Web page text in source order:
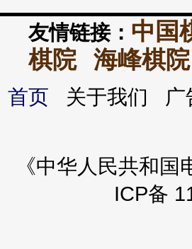
友情链接： 中国
棋院
海峰棋院
首页 关于我们
《中华人民共和
ICP备